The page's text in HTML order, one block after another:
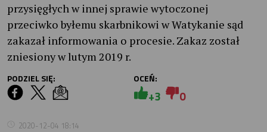
przysięgłych w innej sprawie wytoczonej
przeciwko byłemu skarbnikowi w Watykanie sąd
zakazał informowania o procesie. Zakaz został
zniesiony w lutym 2019 r.
PODZIEL SIĘ: OCEŃ:
+3 0
2020-12-04 18:14